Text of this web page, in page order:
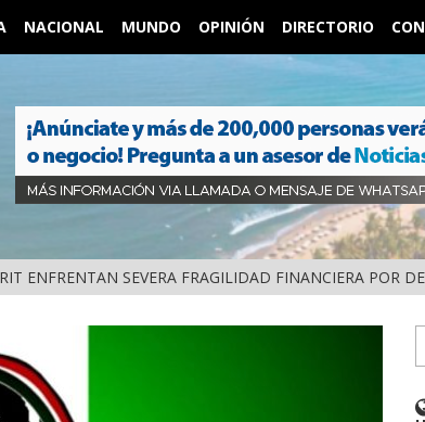
NACIONAL MUNDO OPINIÓN DIRECTORIO
ENFRENTAN SEVERA FRAGILIDAD FINANCIERA POR